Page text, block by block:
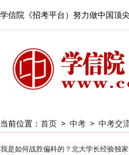
学信院《招考平台）努力做中国顶
当前位置： 首页 > 中考 > 中考交
我是如何战胜偏科的？北大学长经验独